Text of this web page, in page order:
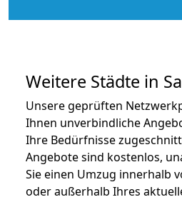
Weitere Städte in
Unsere geprüften
Ihnen unverbindliche
Ihre Bedürfnisse
Angebote sind kostenlos,
Sie einen Umzug innerhalb
oder außerhalb Ihres